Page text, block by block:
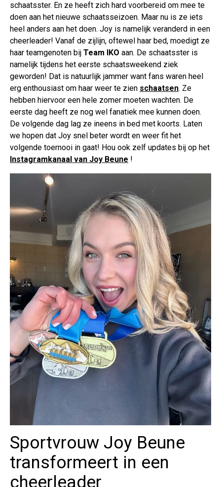
schaatsster. En ze heeft zich hard voorbereid om mee te
doen aan het nieuwe schaatsseizoen. Maar nu is ze iets
heel anders aan het doen. Joy is namelijk veranderd in een
cheerleader! Vanaf de zijlijn, oftewel haar bed, moedigt ze
haar teamgenoten bij Team IKO aan. De schaatsster is
namelijk tijdens het eerste schaatsweekend ziek
geworden! Dat is natuurlijk jammer want fans waren heel
erg enthousiast om haar weer te zien schaatsen. Ze
hebben hiervoor een hele zomer moeten wachten. De
eerste dag heeft ze nog wel fanatiek mee kunnen doen.
De volgende dag lag ze ineens in bed met koorts. Laten
we hopen dat Joy snel beter wordt en weer fit het
volgende toernooi in gaat! Hou ook zelf updates bij op het
Instagramkanaal van Joy Beune !
Sportvrouw Joy Beune
transformeert in een
cheerleader